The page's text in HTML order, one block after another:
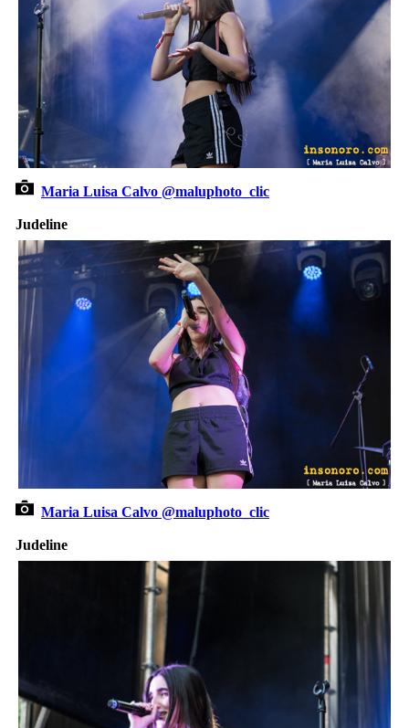
Maria Luisa Calvo @maluphoto_clic
Judeline
Maria Luisa Calvo @maluphoto_clic
Judeline